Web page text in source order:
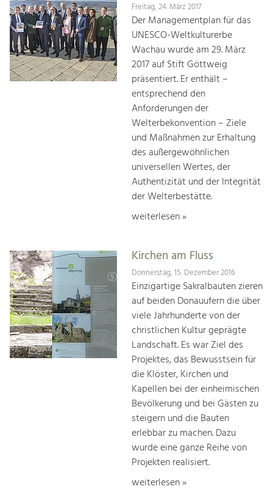
Freitag, 24. März 2017
Der Managementplan für das
UNESCO-Weltkulturerbe
Wachau wurde am 29. März
2017 auf Stift Göttweig
präsentiert. Er enthält –
entsprechend den
Anforderungen der
Welterbekonvention – Ziele
und Maßnahmen zur Erhaltung
des außergewöhnlichen
universellen Wertes, der
Authentizität und der Integrität
der Welterbestätte.
weiterlesen »
Kirchen am Fluss
Donnerstag, 15. Dezember 2016
Einzigartige Sakralbauten zieren
auf beiden Donauufern die über
viele Jahrhunderte von der
christlichen Kultur geprägte
Landschaft. Es war Ziel des
Projektes, das Bewusstsein für
die Klöster, Kirchen und
Kapellen bei der einheimischen
Bevölkerung und bei Gästen zu
steigern und die Bauten
erlebbar zu machen. Dazu
wurde eine ganze Reihe von
Projekten realisiert.
weiterlesen »